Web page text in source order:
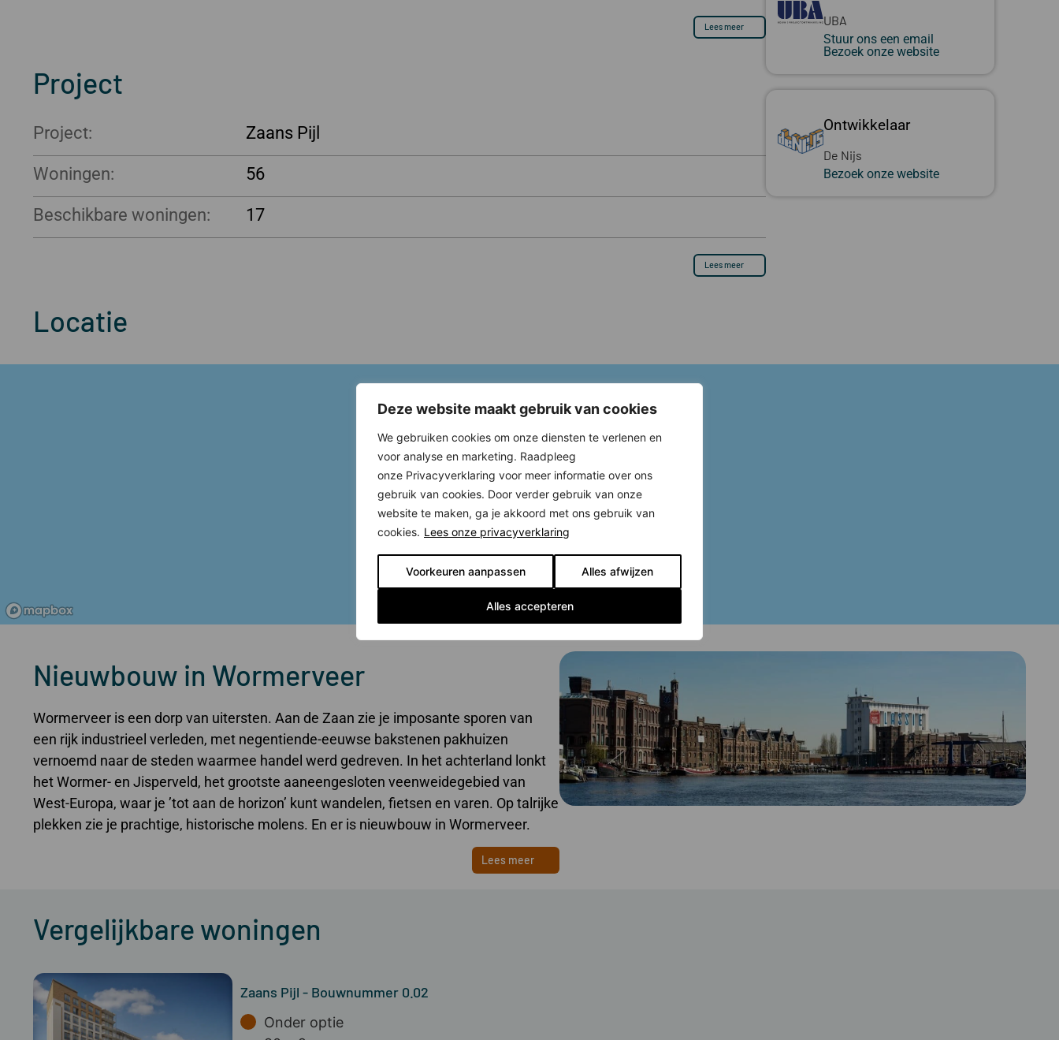
Deze website maakt gebruik van cookies
We gebruiken cookies om onze diensten te verlenen en
voor analyse en marketing. Raadpleeg
onze Privacyverklaring voor meer informatie over ons
gebruik van cookies. Door verder gebruik van onze
website te maken, ga je akkoord met ons gebruik van
cookies. Lees onze privacyverklaring
Voorkeuren aanpassen Alles afwijzen
Alles accepteren
Lees meer
Project
Project: Zaans Pijl
Woningen: 56
Beschikbare woningen: 17
Lees meer
UBA
Stuur ons een email
Bezoek onze website
Ontwikkelaar
De Nijs
Bezoek onze website
Locatie
Nieuwbouw in Wormerveer
Wormerveer is een dorp van uitersten. Aan de Zaan zie je imposante sporen van
een rijk industrieel verleden, met negentiende-eeuwse bakstenen pakhuizen
vernoemd naar de steden waarmee handel werd gedreven. In het achterland lonkt
het Wormer- en Jisperveld, het grootste aaneengesloten veenweidegebied van
West-Europa, waar je ’tot aan de horizon’ kunt wandelen, fietsen en varen. Op talrijke
plekken zie je prachtige, historische molens. En er is nieuwbouw in Wormerveer.
Lees meer
Vergelijkbare woningen
Zaans Pijl - Bouwnummer 0.02
Onder optie